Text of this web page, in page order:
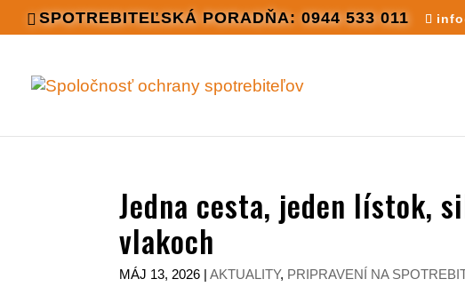
SPOTREBITEĽSKÁ PORADŇA: 0944 533 011
Jedna cesta, jeden lístok,
vlakoch
MÁJ 13, 2026 |AKTUALITY, PRIPRAVENÍ NA